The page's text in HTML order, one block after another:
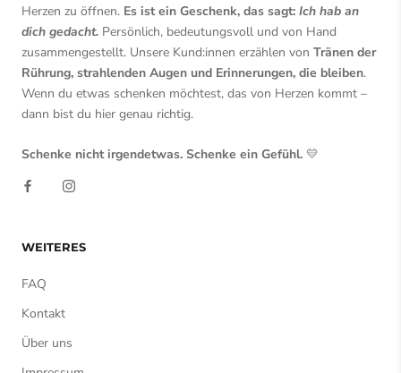
Herzen zu öffnen. Es ist ein Geschenk, das sagt: Ich hab an
dich gedacht. Persönlich, bedeutungsvoll und von Hand
zusammengestellt. Unsere Kund:innen erzählen von Tränen der
Rührung, strahlenden Augen und Erinnerungen, die bleiben.
Wenn du etwas schenken möchtest, das von Herzen kommt –
dann bist du hier genau richtig.
Schenke nicht irgendetwas. Schenke ein Gefühl. 💛
WEITERES
FAQ
Kontakt
Über uns